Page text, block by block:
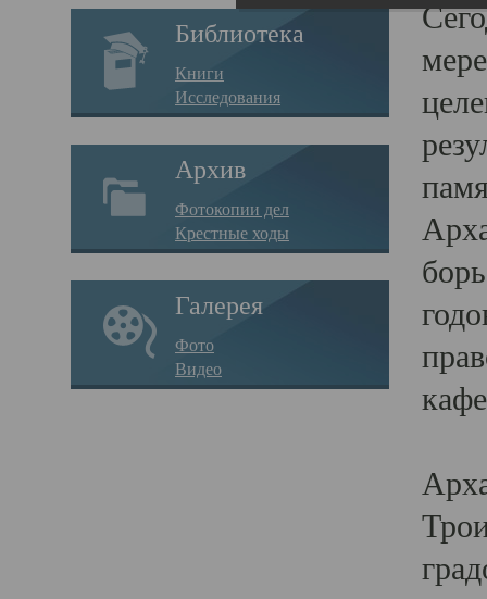
Библиотека
Книги
Исследования
Архив
Фотокопии дел
Крестные ходы
Галерея
Фото
Видео